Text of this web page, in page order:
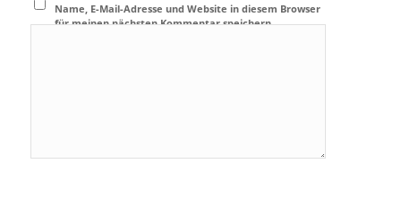
Name, E-Mail-Adresse und Website in diesem Browser
für meinen nächsten Kommentar speichern.